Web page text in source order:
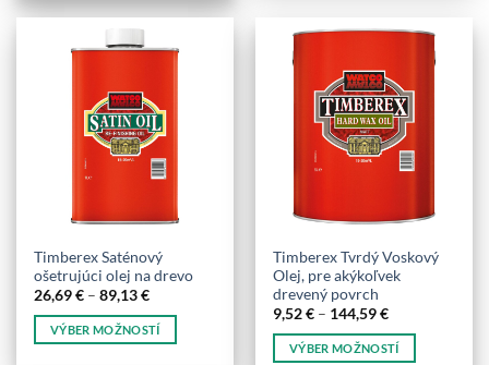
produkt
viacero
Možnosti
stránke
viacero
variantov.
Možnosti
môžete
vybrať
produktu.
Timberex Saténový
ošetrujúci olej na drevo
26,69€ – 89,13€Price
26,69 €
through
VÝBER MOŽNOSTÍ
Timberex Tvrdý Voskový
Olej, pre akýkoľvek
drevený povrch
9,52€ – 144,59€Price
9,52 €
through
VÝBER MOŽNOSTÍ